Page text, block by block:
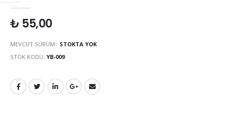
₺ 55,00
MEVCUT SÜRÜM:: STOKTA YOK
STOK KODU: YB-009